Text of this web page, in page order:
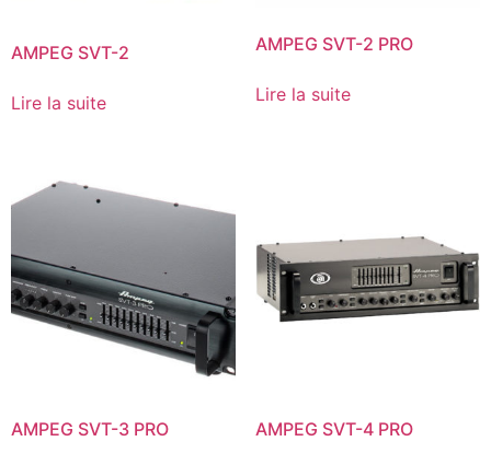
AMPEG SVT-2
Lire la suite
AMPEG SVT-2 PRO
Lire la suite
AMPEG SVT-3 PRO AMPEG SVT-4 PRO